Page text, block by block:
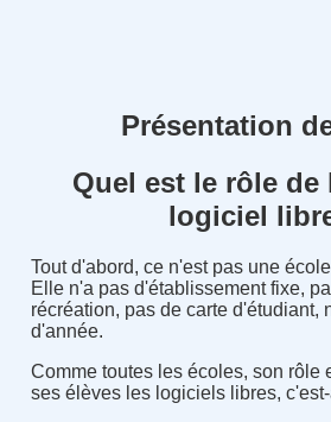
Présentation
Quel est le rôle de
logiciel
Tout d'abord, ce n'est pas une
Elle n'a pas d'établissement fixe,
récréation, pas de carte d'étudiant,
d'année.
Comme toutes les écoles, son rôle
ses élèves les logiciels libres,